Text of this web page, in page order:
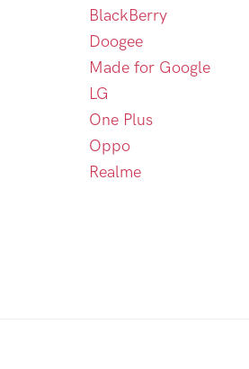
BlackBerry
Doogee
Made for Google
LG
One Plus
Oppo
Realme